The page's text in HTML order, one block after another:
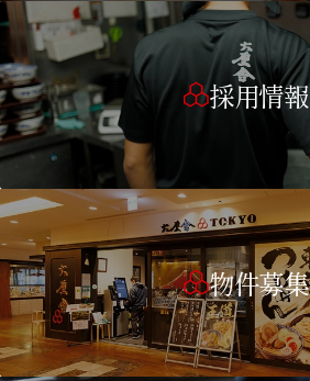
採用情報
物件募集